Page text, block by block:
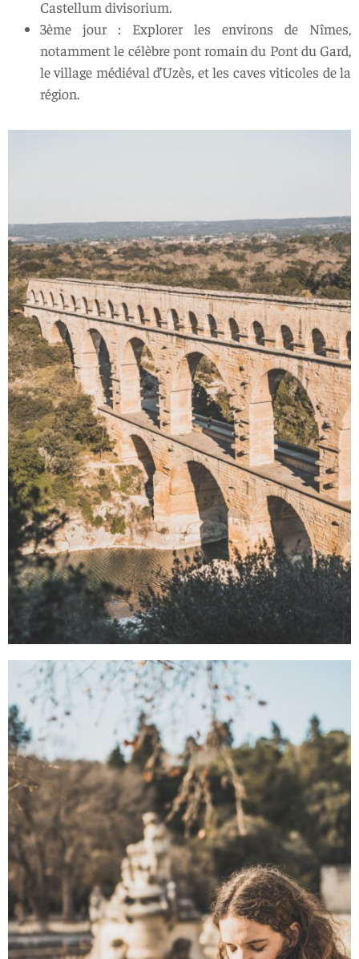
Castellum divisorium.
3ème jour : Explorer les environs de Nîmes,
notamment le célèbre pont romain du Pont du Gard,
le village médiéval d’Uzès, et les caves viticoles de la
région.